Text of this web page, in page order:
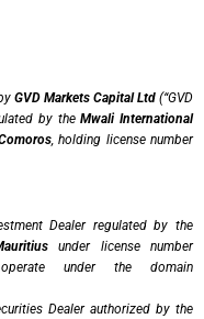
GVD Markets Capital Ltd (“GVD
by theMwali International
, holding license number
Dealer regulated by the
under license number
under the domain
Dealer authorized by the